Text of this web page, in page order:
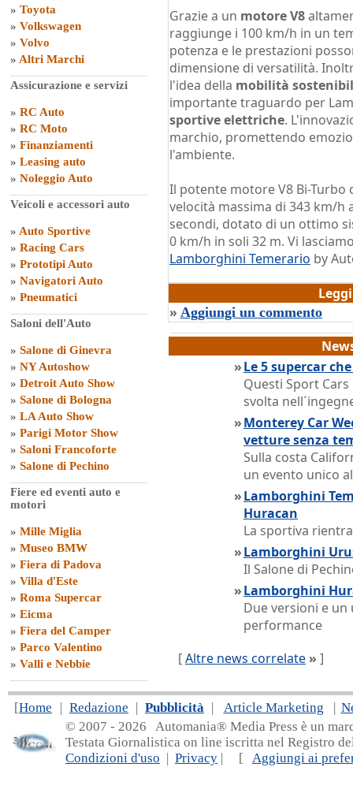
» Toyota
» Volkswagen
» Volvo
» Altri Marchi
Assicurazione e servizi
» RC Auto
» RC Moto
» Finanziamenti
» Leasing auto
» Noleggio Auto
Veicoli e accessori auto
» Auto Sportive
» Racing Cars
» Prototipi Auto
» Navigatori Auto
» Pneumatici
Saloni dell'Auto
» Salone di Ginevra
» NY Autoshow
» Detroit Auto Show
» Salone di Bologna
» LA Auto Show
» Parigi Motor Show
» Saloni Francoforte
» Salone di Pechino
Fiere ed eventi auto e
motori
» Mille Miglia
» Museo BMW
» Fiera di Padova
» Villa d'Este
» Roma Supercar
» Eicma
» Fiera del Camper
» Parco Valentino
» Valli e Nebbie
Grazie a un motore V8
raggiunge i 100 km/h in un
potenza e le prestazioni
dimensione di versatilità.
l'idea della mobilità
importante traguardo per
sportive elettriche.
marchio, promettendo
l'ambiente.
Il potente motore V8 Bi-Turbo
velocità massima di 343 km/h
secondi, dotato di un ottimo
0 km/h in soli 32 m. Vi
Lamborghini Temerario by
» Aggiungi un commento
»Le 5 supercar
Questi Sport
svolta
»Monterey Car
vetture senza
Sulla costa
un evento unico
»Lamborghini
Huracan
La sportiva
»Lamborghini
Il Salone di
»Lamborghini
Due versioni e
performance
[Altre news correlate » ]
[Home | Redazione | Pubblicità | Article Marketing |
© 2007 - 2026 Automania® Media Press è un
Testata Giornalistica on line iscritta nel Registro
Condizioni d'uso | Privacy | [ Aggiungi ai